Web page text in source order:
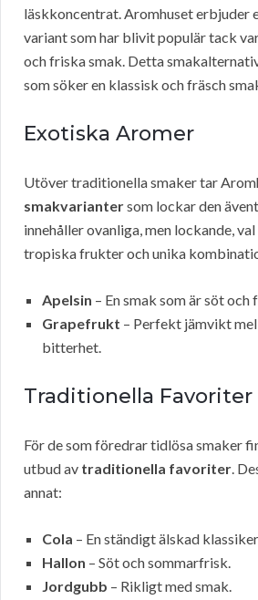
läskkoncentrat. Aromhuset erbjuder
variant som har blivit populär tack
och friska smak. Detta
som söker en klassisk och fräsch
Exotiska Aromer
Utöver traditionella smaker tar
smakvariantersom lockar den
innehåller ovanliga, men lockande,
tropiska frukter och unika
Apelsin – En smak som är söt och
Grapefrukt – Perfekt jämvikt
bitterhet.
Traditionella Favoriter
För de som föredrar tidlösa smaker
utbud av traditionella favoriter.
annat:
Cola – En ständigt älskad
Hallon – Söt och sommarfrisk.
Jordgubb – Rikligt med smak.